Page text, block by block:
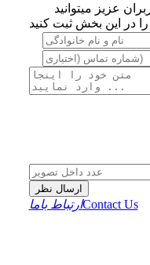
عزیز میتوانید
در این بخش ثبت کنید
ارسال نظر
ارتباط باماContact Us